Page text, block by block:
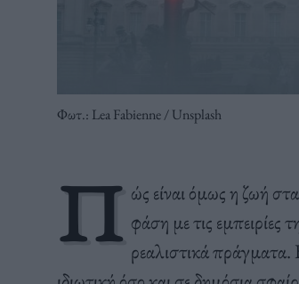
Φωτ.: Lea Fabienne / Unsplash
Π ώς είναι όμως η ζωή
φάση με τις
ρεαλιστικά πράγματα.